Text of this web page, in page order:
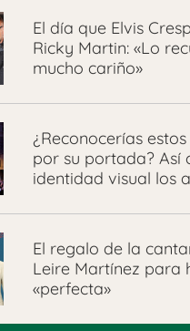
El día que Elvis
Ricky Martin: «Lo
mucho cariño»
¿Reconocerías
por su portada? Así
identidad visual los
El regalo de la
Leire Martínez para
«perfecta»